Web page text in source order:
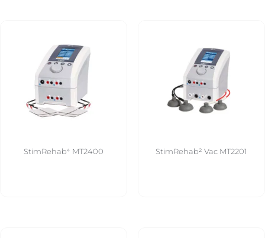
StimRehab⁴ MT2400 StimRehab² Vac MT2201